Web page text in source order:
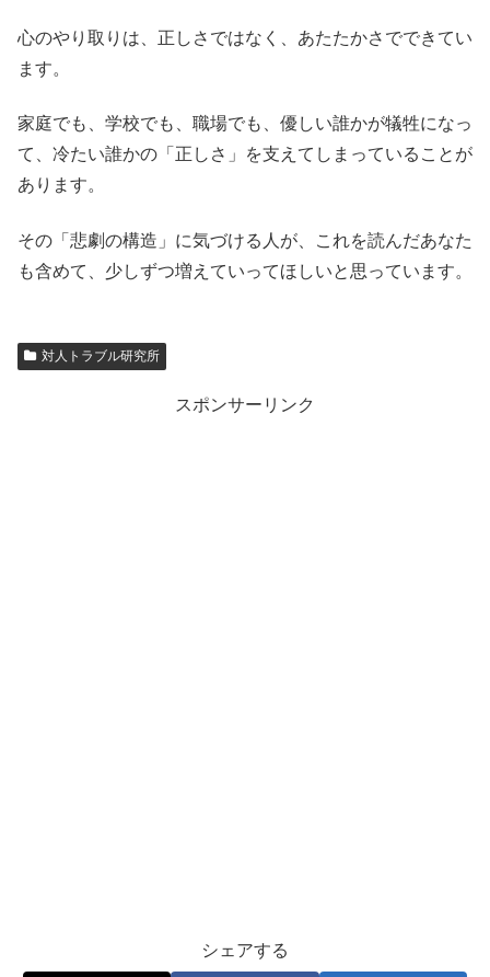
心のやり取りは、正しさではなく、あたたかさでできてい
ます。
家庭でも、学校でも、職場でも、優しい誰かが犠牲になっ
て、冷たい誰かの「正しさ」を支えてしまっていることが
あります。
その「悲劇の構造」に気づける人が、これを読んだあなた
も含めて、少しずつ増えていってほしいと思っています。
対人トラブル研究所
スポンサーリンク
シェアする